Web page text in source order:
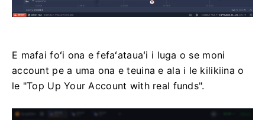
E mafai foʻi ona e fefaʻatauaʻi i luga o se moni
account pe a uma ona e teuina e ala i le kilikiina o
le "Top Up Your Account with real funds".